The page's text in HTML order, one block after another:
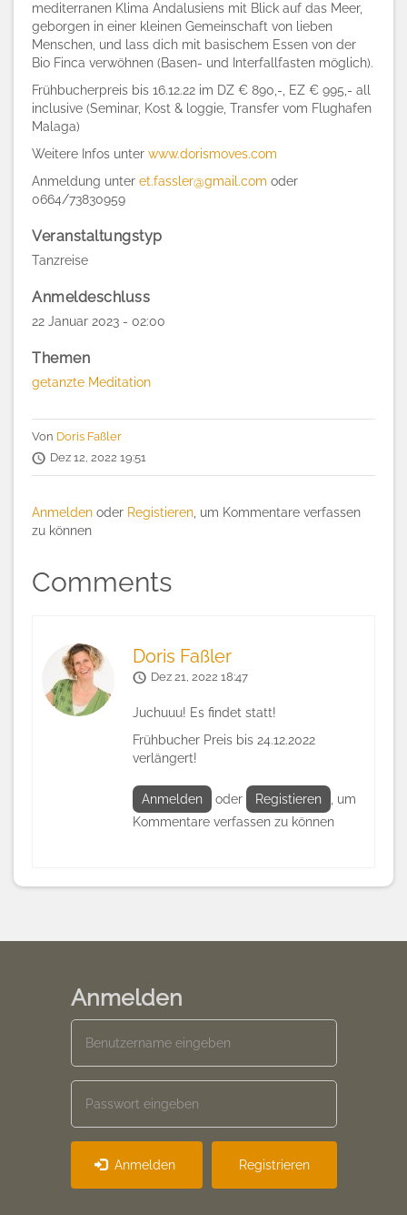
mediterranen Klima Andalusiens mit Blick auf das Meer,
geborgen in einer kleinen Gemeinschaft von lieben
Menschen, und lass dich mit basischem Essen von der
Bio Finca verwöhnen (Basen- und Interfallfasten möglich).
Frühbucherpreis bis 16.12.22 im DZ € 890,-, EZ € 995,- all
inclusive (Seminar, Kost & loggie, Transfer vom Flughafen
Malaga)
Weitere Infos unter www.dorismoves.com
Anmeldung unter et.fassler@gmail.com oder
0664/73830959
Veranstaltungstyp
Tanzreise
Anmeldeschluss
22 Januar 2023 - 02:00
Themen
getanzte Meditation
Von Doris Faßler
Dez 12, 2022 19:51
Anmelden oder Registieren , um Kommentare verfassen
zu können
Comments
Doris Faßler
Dez 21, 2022 18:47
Juchuuu! Es findet statt!
Frühbucher Preis bis 24.12.2022
verlängert!
Anmelden oder Registieren
, um
Kommentare verfassen zu können
Anmelden
Anmelden Registrieren